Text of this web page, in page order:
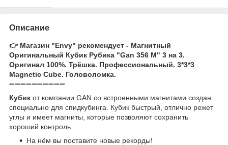
Описание
👉 Магазин "Envy" рекомендует - Магнитный
Оригинальный Кубик Рубика "Gan 356 M" 3 на 3.
Оригинал 100%. Трёшка. Профессиональный. 3*3*3
Magnetic Cube. Головоломка.
➖➖➖➖➖➖➖➖➖➖
Кубик от компании GAN со встроенными магнитами создан
специально для спидкубинга. Кубик быстрый, отлично режет
углы и имеет магниты, которые позволяют сохранить
хороший контроль.
На нём вы поставите новые рекорды!